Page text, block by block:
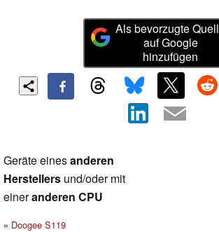
Als bevorzugte
auf Google
hinzufügen
Geräte einesanderen
Herstellers und/oder mit
eineranderen CPU
Doogee S119